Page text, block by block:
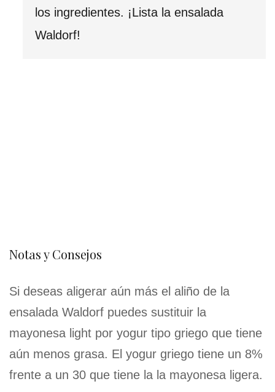
los ingredientes. ¡Lista la ensalada
Waldorf!
Notas y Consejos
Si deseas aligerar aún más el aliño de la
ensalada Waldorf puedes sustituir la
mayonesa light por yogur tipo griego que tiene
aún menos grasa. El yogur griego tiene un 8%
frente a un 30 que tiene la la mayonesa ligera.